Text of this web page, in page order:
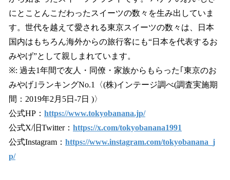
にとことんこだわったスイーツの数々を⽣み出していま
す。世代を越えて愛される東京スイーツの数々は、⽇本
国内はもちろん海外からの旅⾏客にも“⽇本を代表するお
みやげ”として親しまれています。
※: 過去1年間で友⼈・同僚・家族からもらった｢東京のお
みやげ｣ランキングNo.1〈(株)インテージ調べ(調査実施期
間：2019年2⽉5⽇-7⽇ )〉
公式HP： https://www.tokyobanana.jp/
公式X/旧Twitter： https://x.com/tokyobanana1991
公式Instagram： https://www.instagram.com/tokyobanana_j
p/